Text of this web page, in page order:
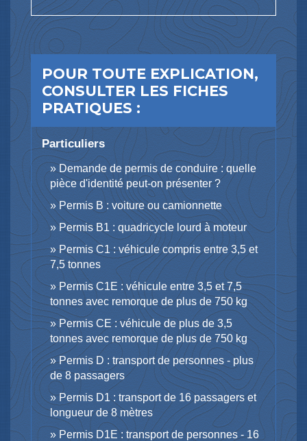
POUR TOUTE EXPLICATION,
CONSULTER LES FICHES
PRATIQUES :
Particuliers
Demande de permis de conduire : quelle
pièce d'identité peut-on présenter ?
Permis B : voiture ou camionnette
Permis B1 : quadricycle lourd à moteur
Permis C1 : véhicule compris entre 3,5 et
7,5 tonnes
Permis C1E : véhicule entre 3,5 et 7,5
tonnes avec remorque de plus de 750 kg
Permis CE : véhicule de plus de 3,5
tonnes avec remorque de plus de 750 kg
Permis D : transport de personnes - plus
de 8 passagers
Permis D1 : transport de 16 passagers et
longueur de 8 mètres
Permis D1E : transport de personnes - 16